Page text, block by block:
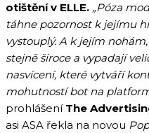
otištění v ELLE. „Póza
táhne pozornost k jejímu
vystouplý. A k jejím
stejně široce a vypadají
nasvícení, které vytváří
mohutností bot na
prohlášení The
asi ASA řekla na novou